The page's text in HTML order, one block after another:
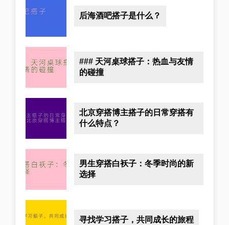
后海酒吧搭子是什么？
### 天河桌球搭子：热血与友情
的碰撞
北京穿搭博主搭子的日常穿搭有
什么特点？
男生穿搭白袄子：冬季时尚的新
选择
寻找学习搭子，共同成长的旅程